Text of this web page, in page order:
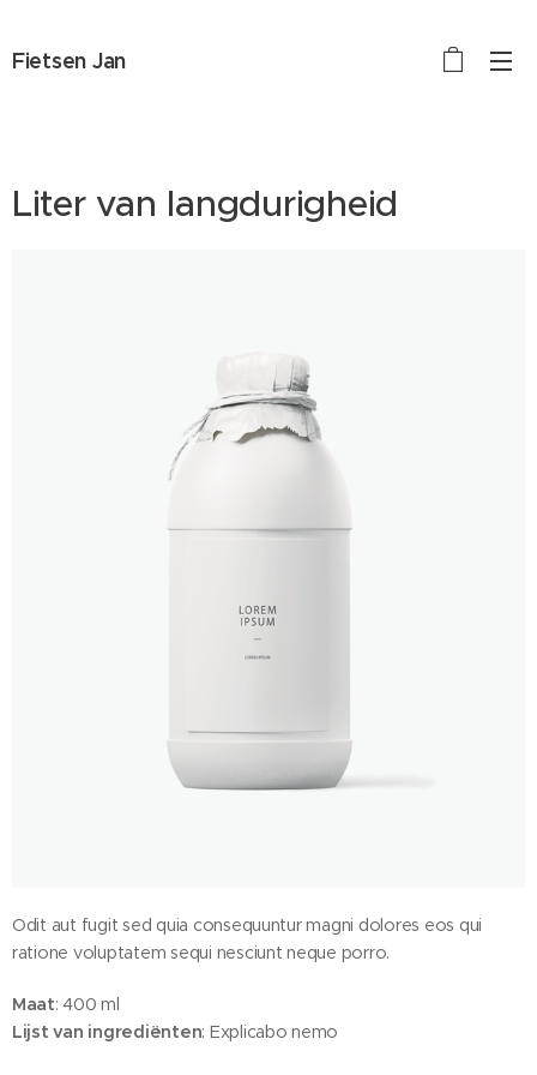
Fietsen Jan
Liter van langdurigheid
Odit aut fugit sed quia consequuntur magni dolores eos qui
ratione voluptatem sequi nesciunt neque porro.
Maat: 400 ml
Lijst van ingrediënten: Explicabo nemo